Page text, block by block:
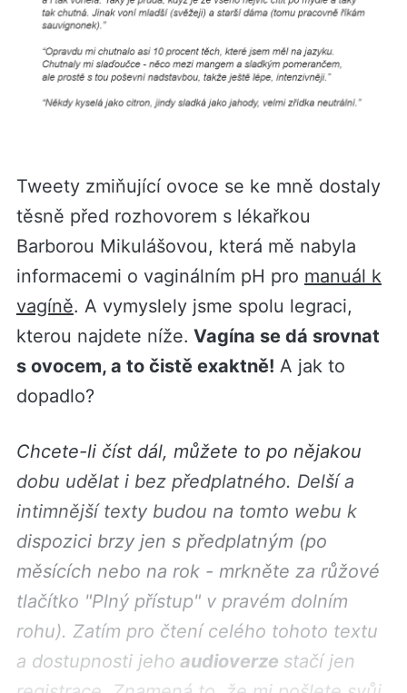
Tweety zmiňující ovoce se ke mně dostaly
těsně před rozhovorem s lékařkou
Barborou Mikulášovou, která mě nabyla
informacemi o vaginálním pH pro manuál k
vagíně. A vymyslely jsme spolu legraci,
kterou najdete níže. Vagína se dá srovnat
s ovocem, a to čistě exaktně! A jak to
dopadlo?
Chcete-li číst dál, můžete to po nějakou
dobu udělat i bez předplatného. Delší a
intimnější texty budou na tomto webu k
dispozici brzy jen s předplatným (po
měsících nebo na rok - mrkněte za růžové
tlačítko "Plný přístup" v pravém dolním
rohu). Zatím pro čtení celého tohoto textu
a dostupnosti jeho audioverze stačí jen